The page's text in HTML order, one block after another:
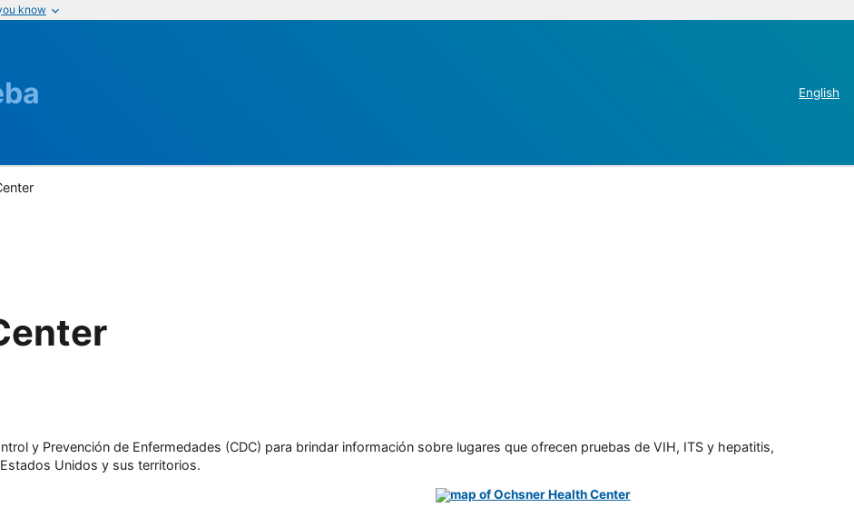
know
English
y Prevención de Enfermedades (CDC) para brindar información sobre lugares que ofrecen pruebas de VIH, ITS y hepatitis,
Unidos y sus territorios.